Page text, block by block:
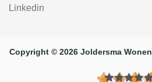
Linkedin
Copyright © 2026 Joldersma Wonen